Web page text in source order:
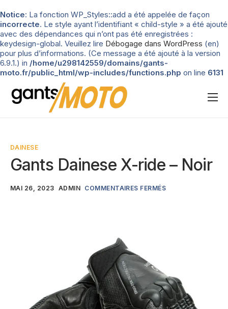
Notice: La fonction WP_Styles::add a été appelée de façon
incorrecte. Le style ayant l’identifiant « child-style » a été ajouté
avec des dépendances qui n’ont pas été enregistrées :
keydesign-global. Veuillez lire Débogage dans WordPress (en)
pour plus d’informations. (Ce message a été ajouté à la version
6.9.1.) in /home/u298142559/domains/gants-
moto.fr/public_html/wp-includes/functions.php on line 6131
Nos tests
Types de gants
DAINESE
Gants Dainese X-ride – Noir
MAI 26, 2023 ADMIN COMMENTAIRES FERMÉS